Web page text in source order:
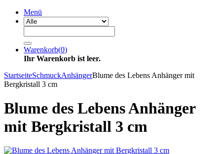
Menü
Warenkorb(0)
Ihr Warenkorb ist leer.
StartseiteSchmuckAnhängerBlume des Lebens Anhänger mit
Bergkristall 3 cm
Blume des Lebens Anhänger
mit Bergkristall 3 cm